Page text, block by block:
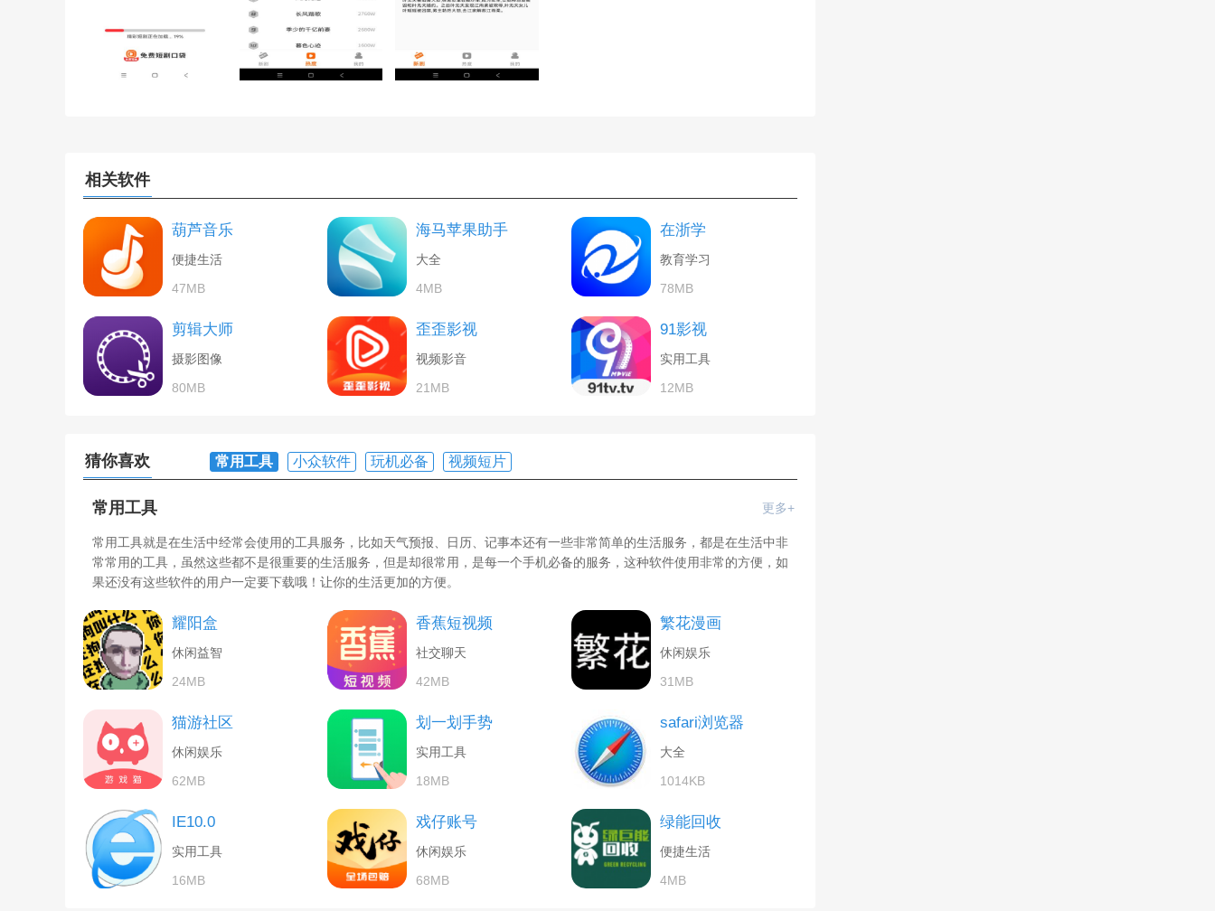
相关软件
葫芦音乐
便捷生活
47MB
海马苹果助手
大全
4MB
在浙学
教育学习
78MB
剪辑大师
摄影图像
80MB
歪歪影视
视频影音
21MB
91影视
实用工具
12MB
猜你喜欢 常用工具 小众软件 玩机必备 视频短片
常用工具 更多+
常用工具就是在生活中经常会使用的工具服务，比如天气预报、日历、记事本还有一些非常简单的生活服务，都是在生活中非
常常用的工具，虽然这些都不是很重要的生活服务，但是却很常用，是每一个手机必备的服务，这种软件使用非常的方便，如
果还没有这些软件的用户一定要下载哦！让你的生活更加的方便。
耀阳盒
休闲益智
24MB
香蕉短视频
社交聊天
42MB
繁花漫画
休闲娱乐
31MB
猫游社区
休闲娱乐
62MB
划一划手势
实用工具
18MB
safari浏览器
大全
1014KB
IE10.0
实用工具
16MB
戏仔账号
休闲娱乐
68MB
绿能回收
便捷生活
4MB